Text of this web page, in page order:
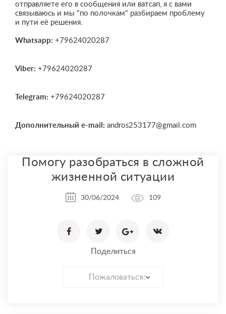
отправляете его в сообщения или ватсап, я с вами
связываюсь и мы "по полочкам" разбираем проблему
и пути её решения.
Whatsapp: +79624020287
Viber: +79624020287
Telegram: +79624020287
Дополнительный e-mail: andros253177@gmail.com
Помогу разобраться в сложной
жизненной ситуации
30/06/2024 109
Поделиться
Пожаловаться: